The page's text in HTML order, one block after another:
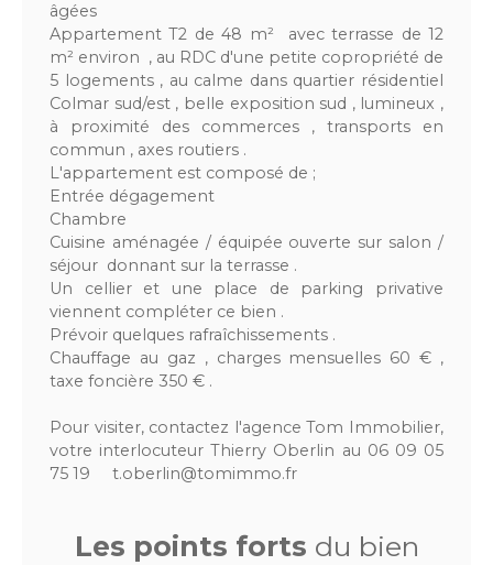
âgées
Appartement T2 de 48 m² avec terrasse de 12
m² environ , au RDC d'une petite copropriété de
5 logements , au calme dans quartier résidentiel
Colmar sud/est , belle exposition sud , lumineux ,
à proximité des commerces , transports en
commun , axes routiers .
L'appartement est composé de ;
Entrée dégagement
Chambre
Cuisine aménagée / équipée ouverte sur salon /
séjour donnant sur la terrasse .
Un cellier et une place de parking privative
viennent compléter ce bien .
Prévoir quelques rafraîchissements .
Chauffage au gaz , charges mensuelles 60 € ,
taxe foncière 350 € .
Pour visiter, contactez l'agence Tom Immobilier,
votre interlocuteur Thierry Oberlin au 06 09 05
75 19 t.oberlin@tomimmo.fr
Les points forts du bien